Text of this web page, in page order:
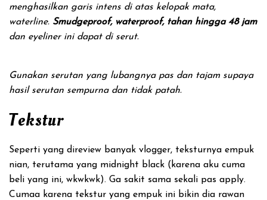
menghasilkan garis intens di atas kelopak mata,
waterline. Smudgeproof, waterproof, tahan hingga 48 jam
dan eyeliner ini dapat di serut.
Gunakan serutan yang lubangnya pas dan tajam supaya
hasil serutan sempurna dan tidak patah.
Tekstur
Seperti yang direview banyak vlogger, teksturnya empuk
nian, terutama yang midnight black (karena aku cuma
beli yang ini, wkwkwk). Ga sakit sama sekali pas apply.
Cumaa karena tekstur yang empuk ini bikin dia rawan